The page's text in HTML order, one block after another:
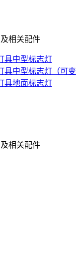
相关配件
具中型标志灯
中型标志灯（可变
具地面标志灯
相关配件